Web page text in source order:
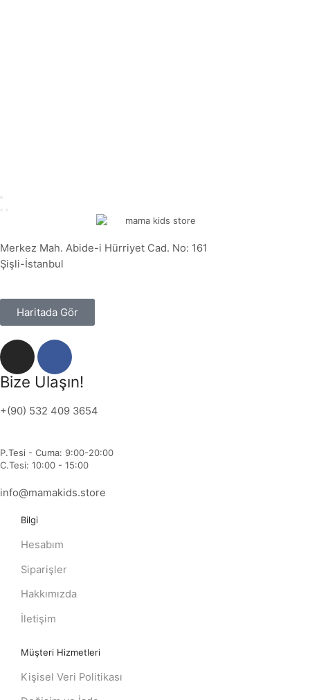
Merkez Mah. Abide-i Hürriyet Cad. No: 161
Şişli-İstanbul
Haritada Gör
Bize Ulaşın!
+(90) 532 409 3654
P.Tesi - Cuma: 9:00-20:00
C.Tesi: 10:00 - 15:00
info@mamakids.store
Bilgi
Hesabım
Siparişler
Hakkımızda
İletişim
Müşteri Hizmetleri
Kişisel Veri Politikası